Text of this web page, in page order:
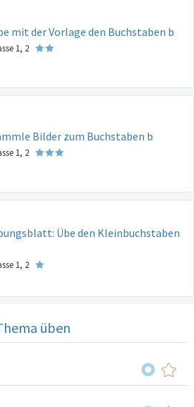
mit der Vorlage den Buchstaben b
1, 2
Bilder zum Buchstaben b
1, 2
Übe den Kleinbuchstaben
1, 2
üben